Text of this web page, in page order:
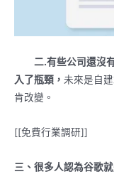
二.有些公司還沒有
入了瓶頸， 未來是自
肯改變。
[[免費行業調研]]
三、很多人認為谷歌